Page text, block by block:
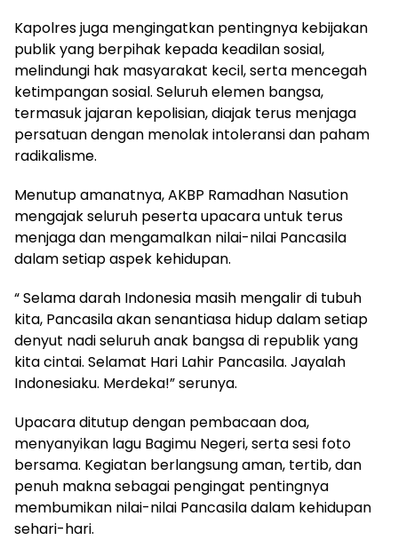
Kapolres juga mengingatkan pentingnya kebijakan
publik yang berpihak kepada keadilan sosial,
melindungi hak masyarakat kecil, serta mencegah
ketimpangan sosial. Seluruh elemen bangsa,
termasuk jajaran kepolisian, diajak terus menjaga
persatuan dengan menolak intoleransi dan paham
radikalisme.
Menutup amanatnya, AKBP Ramadhan Nasution
mengajak seluruh peserta upacara untuk terus
menjaga dan mengamalkan nilai-nilai Pancasila
dalam setiap aspek kehidupan.
“ Selama darah Indonesia masih mengalir di tubuh
kita, Pancasila akan senantiasa hidup dalam setiap
denyut nadi seluruh anak bangsa di republik yang
kita cintai. Selamat Hari Lahir Pancasila. Jayalah
Indonesiaku. Merdeka!” serunya.
Upacara ditutup dengan pembacaan doa,
menyanyikan lagu Bagimu Negeri, serta sesi foto
bersama. Kegiatan berlangsung aman, tertib, dan
penuh makna sebagai pengingat pentingnya
membumikan nilai-nilai Pancasila dalam kehidupan
sehari-hari.